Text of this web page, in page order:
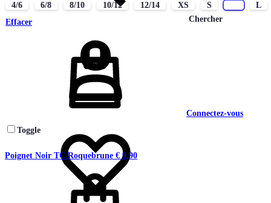
Chercher
Connectez-vous
4/6 6/8 8/10 10/12 12/14 XS S
L
Effacer
Toggle
Poignet Noir TC Roquebrune € 9,90